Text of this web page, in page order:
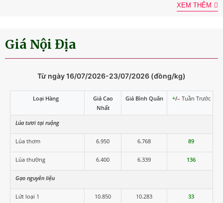
XEM THÊM
Giá Nội Địa
Từ ngày 16/07/2026-23/07/2026 (đồng/kg)
Loại Hàng
Giá Cao
Nhất
Giá Bình Quân +/– Tuần Trước
Lúa tươi tại ruộng
Lúa thơm 6.950 6.768 89
Lúa thường 6.400 6.339 136
Gạo nguyên liệu
Lứt loại 1 10.850 10.283 33